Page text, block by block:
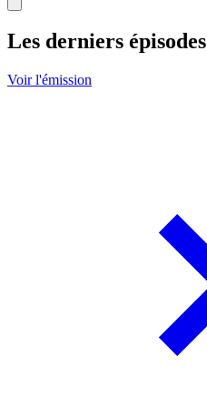
Les derniers épisodes
Voir l'émission